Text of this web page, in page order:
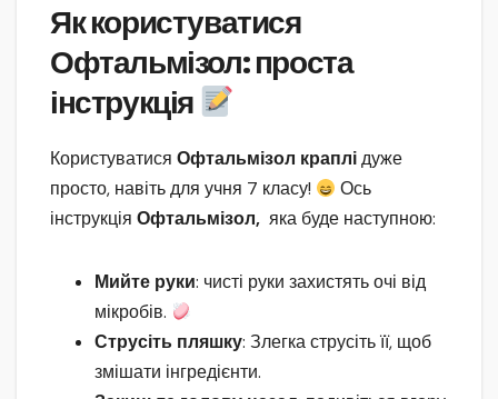
Як користуватися
Офтальмізол: проста
інструкція
Користуватися Офтальмізол краплідуже
просто, навіть для учня 7 класу!
Ось
інструкція Офтальмізол, яка буде наступною:
Мийте руки: чисті руки захистять очі від
мікробів.
Струсіть пляшку: Злегка струсіть її, щоб
змішати інгредієнти.